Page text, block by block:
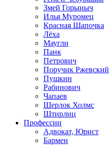
Змей Горыныч
Илья Муромец
Красная Шапочка
Лёха
Маугли
Панк
Петрович
Поручик Ржевский
Пушкин
Рабинович
Чапаев
Шерлок Холмс
Штирлиц
Профессии
Адвокат, Юрист
Бармен